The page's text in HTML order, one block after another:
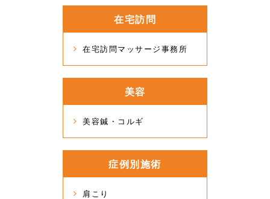
在宅訪問
在宅訪問マッサージ事務所
美容
美容鍼・コルギ
症例別施術
肩こり